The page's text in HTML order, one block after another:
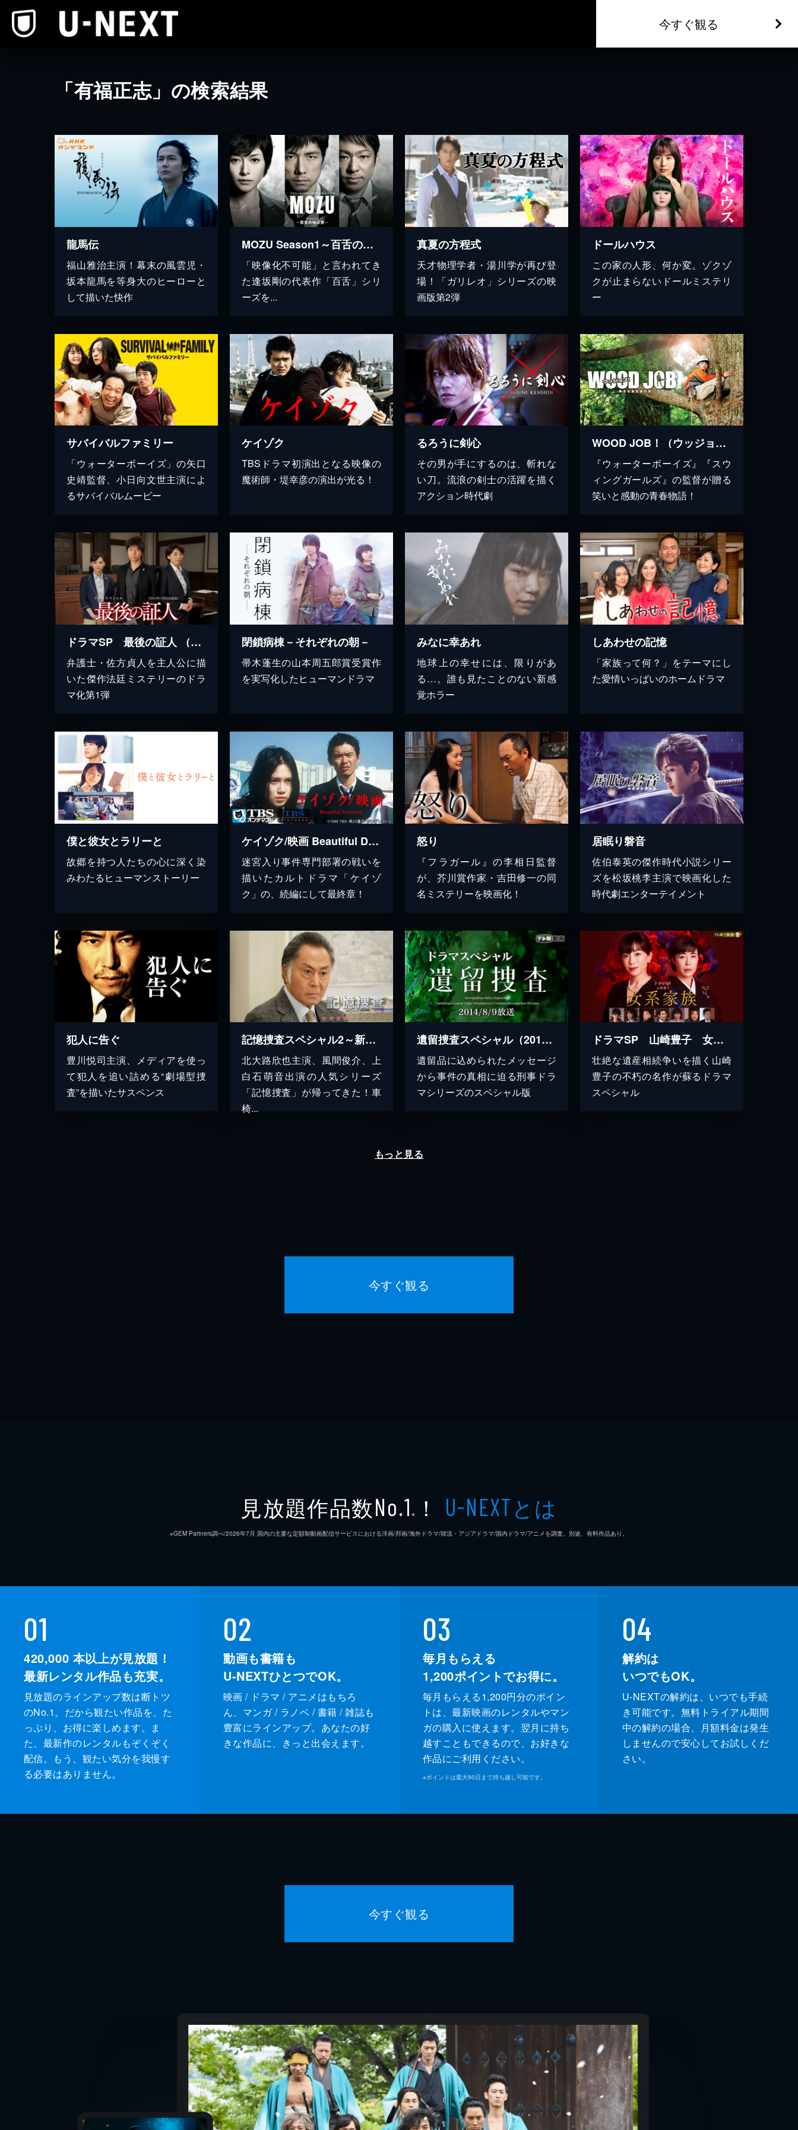
今すぐ観る
「有福正志」の検索結果
龍馬伝
福山雅治主演！幕末の風雲児・
坂本龍馬を等身大のヒーローと
して描いた快作
MOZU Season1～百舌の叫ぶ夜～
「映像化不可能」と言われてき
た逢坂剛の代表作「百舌」シリ
ーズを...
真夏の方程式
天才物理学者・湯川学が再び登
場！「ガリレオ」シリーズの映
画版第2弾
ドールハウス
この家の人形、何か変。ゾクゾ
クが止まらないドールミステリ
ー
サバイバルファミリー
「ウォーターボーイズ」の矢口
史靖監督、小日向文世主演によ
るサバイバルムービー
ケイゾク
TBSドラマ初演出となる映像の
魔術師・堤幸彦の演出が光る！
るろうに剣心
その男が手にするのは、斬れな
い刀。流浪の剣士の活躍を描く
アクション時代劇
WOOD JOB！（ウッジョブ） 神去なあなあ日常
『ウォーターボーイズ』『スウ
ィングガールズ』の監督が贈る
笑いと感動の青春物語！
ドラマSP 最後の証人 （2015年1月24日放送）
弁護士・佐方貞人を主人公に描
いた傑作法廷ミステリーのドラ
マ化第1弾
閉鎖病棟－それぞれの朝－
帚木蓬生の山本周五郎賞受賞作
を実写化したヒューマンドラマ
みなに幸あれ
地球上の幸せには、限りがあ
る…。誰も見たことのない新感
覚ホラー
しあわせの記憶
「家族って何？」をテーマにし
た愛情いっぱいのホームドラマ
僕と彼女とラリーと
故郷を持つ人たちの心に深く染
みわたるヒューマンストーリー
ケイゾク/映画 Beautiful Dreamer
迷宮入り事件専門部署の戦いを
描いたカルトドラマ「ケイゾ
ク」の、続編にして最終章！
怒り
『フラガール』の李相日監督
が、芥川賞作家・吉田修一の同
名ミステリーを映画化！
居眠り磐音
佐伯泰英の傑作時代小説シリー
ズを松坂桃李主演で映画化した
時代劇エンターテイメント
犯人に告ぐ
豊川悦司主演、メディアを使っ
て犯人を追い詰める“劇場型捜
査”を描いたサスペンス
記憶捜査スペシャル2～新宿東署事件ファイル～
北大路欣也主演、風間俊介、上
白石萌音出演の人気シリーズ
「記憶捜査」が帰ってきた！車
椅...
遺留捜査スペシャル（2014年8月9日放送）
遺留品に込められたメッセージ
から事件の真相に迫る刑事ドラ
マシリーズのスペシャル版
ドラマSP 山崎豊子 女系家族
壮絶な遺産相続争いを描く山崎
豊子の不朽の名作が蘇るドラマ
スペシャル
もっと見る
今すぐ観る
見放題作品数No.1 ※ ！ U-NEXTとは
※GEM Partners調べ/2026年7⽉ 国内の主要な定額制動画配信サービスにおける洋画/邦画/海外ドラマ/韓流・アジアドラマ/国内ドラマ/アニメを調査。別途、有料作品あり。
01
420,000 本以上が見放題！
最新レンタル作品も充実。
見放題のラインアップ数は断トツ
のNo.1。だから観たい作品を、た
っぷり、お得に楽しめます。ま
た、最新作のレンタルもぞくぞく
配信。もう、観たい気分を我慢す
る必要はありません。
02
動画も書籍も
U-NEXTひとつでOK。
映画 / ドラマ / アニメはもちろ
ん、マンガ / ラノベ / 書籍 / 雑誌も
豊富にラインアップ。あなたの好
きな作品に、きっと出会えます。
03
毎月もらえる
1,200ポイントでお得に。
毎月もらえる1,200円分のポイン
トは、最新映画のレンタルやマン
ガの購入に使えます。翌月に持ち
越すこともできるので、お好きな
作品にご利用ください。
※ポイントは最大90日まで持ち越し可能です。
04
解約は
いつでもOK。
U-NEXTの解約は、いつでも手続
き可能です。無料トライアル期間
中の解約の場合、月額料金は発生
しませんので安心してお試しくだ
さい。
今すぐ観る